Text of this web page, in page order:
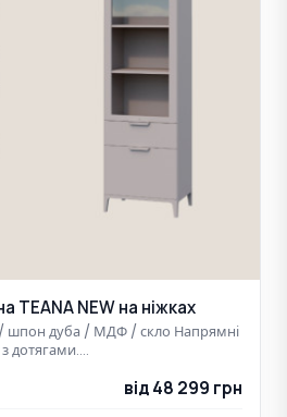
TEANA NEW на ніжках
/ шпон дуба / МДФ / скло Напрямні
дотягами.…
від 48 299 грн